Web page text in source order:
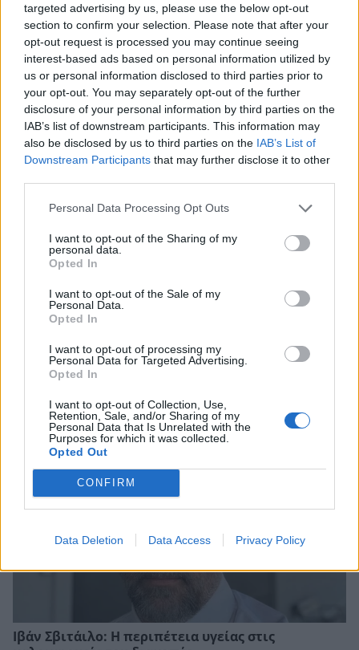
targeted advertising by us, please use the below opt-out
section to confirm your selection. Please note that after your
opt-out request is processed you may continue seeing
interest-based ads based on personal information utilized by
us or personal information disclosed to third parties prior to
your opt-out. You may separately opt-out of the further
disclosure of your personal information by third parties on the
IAB’s list of downstream participants. This information may
also be disclosed by us to third parties on the IAB’s List of
Downstream Participants that may further disclose it to other
Personal Data Processing Opt Outs
I want to opt-out of the Sharing of my
personal data.
Opted In
I want to opt-out of the Sale of my
Personal Data.
Opted In
I want to opt-out of processing my
Personal Data for Targeted Advertising.
Opted In
I want to opt-out of Collection, Use,
Retention, Sale, and/or Sharing of my
Personal Data that Is Unrelated with the
Purposes for which it was collected.
Opted Out
CONFIRM
Data Deletion Data Access Privacy Policy
Δημήτρης Παπαμιχαήλ: Το συγκινητικό αφιέρωμα
της Finos Film 22 χρόνια μετά τον θάνατό του
Ιωάννα Τούνη: Στο νοσοκομείο βρέθηκε με
τροφική δηλητηρίαση – «Τι μάτι πρέπει να έχω
φάει»
Ιβάν Σβιτάιλο: Η περιπέτεια υγείας στις